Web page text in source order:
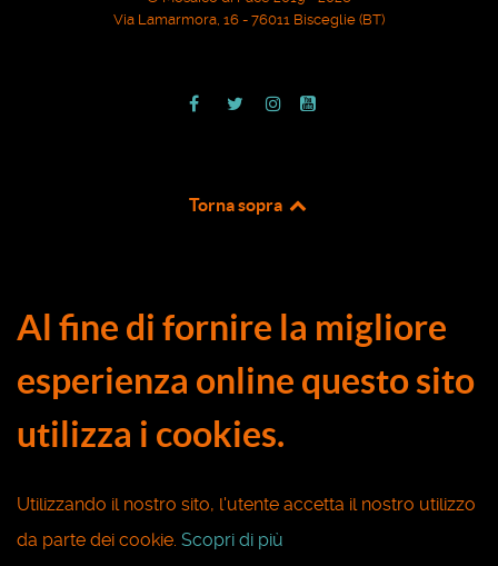
Via Lamarmora, 16 - 76011 Bisceglie (BT)
Torna sopra
Al fine di fornire la migliore
esperienza online questo sito
utilizza i cookies.
Utilizzando il nostro sito, l'utente accetta il nostro utilizzo
da parte dei cookie. Scopri di più